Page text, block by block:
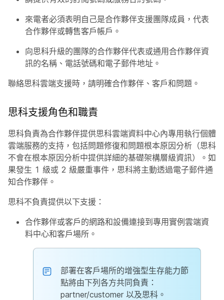
來電者必須表明自己是合作夥伴支援團隊成員，代表
合作夥伴或轉售客戶帳戶。
向思科升級的團隊的合作夥伴代表或通用合作夥伴資
訊的名稱、電話號碼和電子郵件地址。
聯絡思科雲端支援時，請明確合作夥伴、客戶和問題。
思科支援角色和職責
思科負責為合作夥伴提供思科雲端資料中心內專用執行個體
雲端服務的支持，包括問題修復和問題根本原因分析（思科
不會在根本原因分析中提供詳細的基礎架構層級資訊）。如
果發生 1 級或 2 級嚴重事件，思科將主動透過電子郵件通
知合作夥伴。
思科不負責提供以下支援：
合作夥伴或客戶的網路和設備連接到專用實例雲端資
料中心和客戶場所。
部署在客戶場所的增強型生存能力節
點將由下列各方共同負責：
partner/customer 以及思科。